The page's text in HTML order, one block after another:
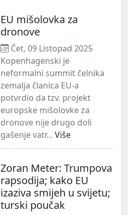
EU mišolovka za
dronove
Čet, 09 Listopad 2025
Kopenhagenski je
neformalni summit čelnika
zemalja članica EU-a
potvrdio da tzv. projekt
europske mišolovke za
dronove nije drugo doli
gašenje vatr... Više
Zoran Meter: Trumpova
rapsodija; kako EU
izaziva smijeh u svijetu;
turski poučak